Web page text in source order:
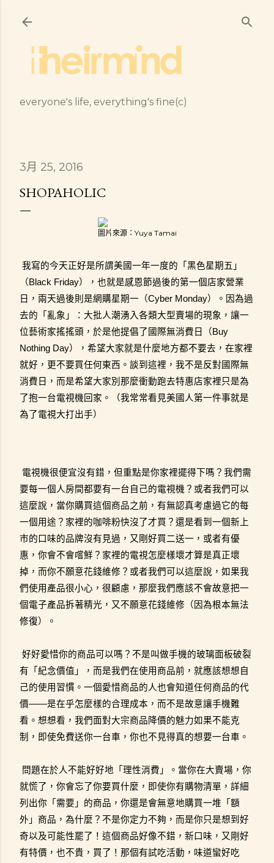
everyone's life, everything's fine(c)
3月 25, 2016
SHOPAHOLIC
圖片來源：Yuya Tamai
我寫的今天正好是所謂美國一年一度的「黑色星期五」
（Black Friday），也就是感恩節過後的第一個店家營業
日，兩天過後則是網購星期一（Cyber Monday）。因為過
去的「亂象」：大批人潮湧入各類大型賣場的現象，讓一
位藝術家搖搖頭，於是他提倡了國際無消費日（Buy
Nothing Day），希望大家就是什麼地方都不要去，在家裡
就好，更不要買任何東西。談到這裡，我不是反對國際無
消費日，而是希望大家別那麼衝動跑去特惠店家裡只是為
了抱一台電視機回家。（我常常看見美國人第一件事就是
為了電視大打出手）
電視機很便宜沒有錯，但重點是你家裡擺得下嗎？我們需
要每一個人房間都要有一台自己的電視機？或者我們可以
這麼說，當你購買這個商品之前，有無認真考慮過它的每
一個用途？家裡的咖啡粉快沒了才買？還是看到一個新上
市的口味的品牌沒有見過，又剛好買二送一，或者有優
惠，你會不會嚐鮮？家裡的電視怎麼樣壞才算是真正壞
掉，而你不願意花錢維修？或者我們可以這麼說，如果我
們使用產品很小心，很顧慮，那麼我們應該不會故意把一
個電子產品拆著精光，又不願意花錢維修（因為根本無法
修復）。
好好愛惜你的商品可以嗎？不是叫做手機的玻璃面板破裂
有「紀念價值」，而是我們在使用商品前，就應該想想自
己的使用習慣。一個愛惜商品的人也會知道任何商品的代
價——是在乎怎麼樣的合理成本，而不是故意讓手機難
看。想想看，我們面對大宗商品降價的魅力如果不能克
制，即使免費送你一台車，你也不見得真的想要一台車。
問題在於人不能好好地「理性消費」。當你在大賣場，你
就慌了，你會忘了你要買什麼，即使你有購物清單，詳細
列出你「需要」的商品，你還是會無意地購買一堆「額
外」商品，為什麼？不是你定力不夠，而是你只是想到好
奇以及可能性罷了！這個商品好像不錯，新口味，又剛好
有特價，也不貴，買了！那個有試吃活動，味道蠻好吃